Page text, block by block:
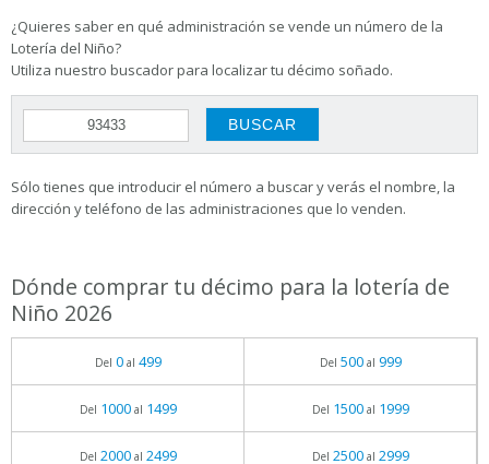
¿Quieres saber en qué administración se vende un número de la
Lotería del Niño?
Utiliza nuestro buscador para localizar tu décimo soñado.
Sólo tienes que introducir el número a buscar y verás el nombre, la
dirección y teléfono de las administraciones que lo venden.
Dónde comprar tu décimo para la lotería de
Niño 2026
Del 0al 499 Del 500al 999
Del 1000al 1499 Del 1500al 1999
Del 2000al 2499 Del 2500al 2999